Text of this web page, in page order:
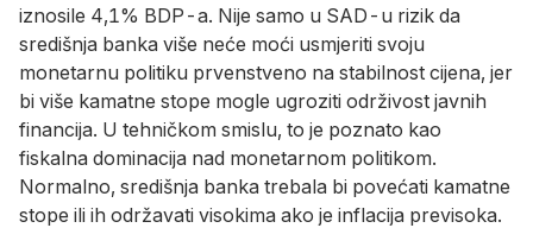
iznosile 4,1% BDP-a. Nije samo u SAD-u rizik da
središnja banka više neće moći usmjeriti svoju
monetarnu politiku prvenstveno na stabilnost cijena, jer
bi više kamatne stope mogle ugroziti održivost javnih
financija. U tehničkom smislu, to je poznato kao
fiskalna dominacija nad monetarnom politikom.
Normalno, središnja banka trebala bi povećati kamatne
stope ili ih održavati visokima ako je inflacija previsoka.